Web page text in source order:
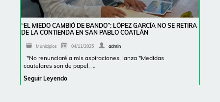
“EL MIEDO CAMBIÓ DE BANDO”: LÓPEZ GARCÍA NO SE RETIRA
DE LA CONTIENDA EN SAN PABLO COATLÁN
Municipios 04/11/2025 admin
*No renunciaré a mis aspiraciones, lanza *Medidas
cautelares son de papel, …
Seguir Leyendo